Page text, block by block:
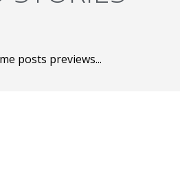
posts previews...